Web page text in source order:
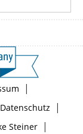
|
|
Steiner|